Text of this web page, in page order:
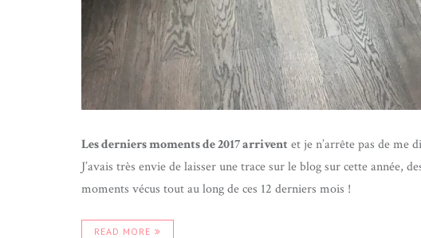
Les derniers moments de 2017 arrivent et je n’arrête pas de me
J’avais très envie de laisser une trace sur le blog sur cette année,
moments vécus tout au long de ces 12 derniers mois !
READ MORE